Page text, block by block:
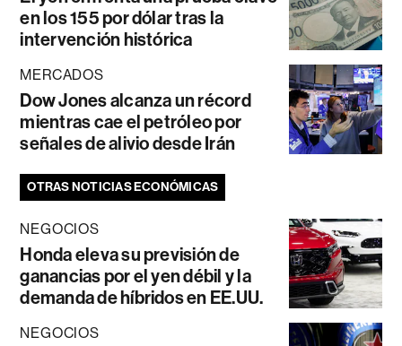
en los 155 por dólar tras la
intervención histórica
MERCADOS
Dow Jones alcanza un récord
mientras cae el petróleo por
señales de alivio desde Irán
OTRAS NOTICIAS ECONÓMICAS
NEGOCIOS
Honda eleva su previsión de
ganancias por el yen débil y la
demanda de híbridos en EE.UU.
NEGOCIOS